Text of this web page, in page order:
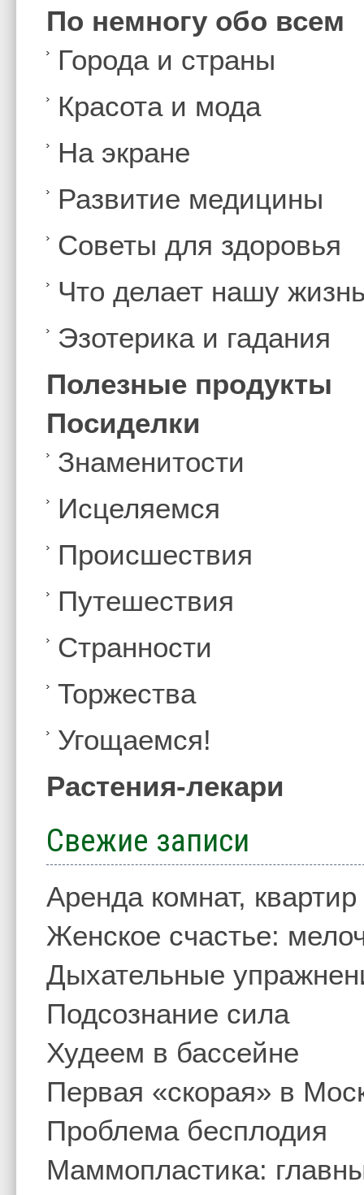
По немногу обо всем
Города и страны
Красота и мода
На экране
Развитие медицины
Советы для здоровья
Что делает нашу
Эзотерика и гадания
Полезные продукты
Посиделки
Знаменитости
Иcцеляемся
Происшествия
Путешествия
Странности
Торжества
Угощаемся!
Растения-лекари
Свежие записи
Аренда комнат,
Женское счастье:
Дыхательные
Подсознание сила
Худеем в бассейне
Первая «скорая» в
Проблема бесплодия
Маммопластика: